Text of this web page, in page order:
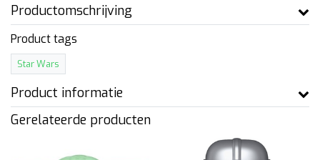
Productomschrijving
Product tags
Star Wars
Product informatie
Gerelateerde producten